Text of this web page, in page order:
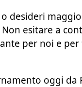
desideri
esitare a
per noi e
oggi da